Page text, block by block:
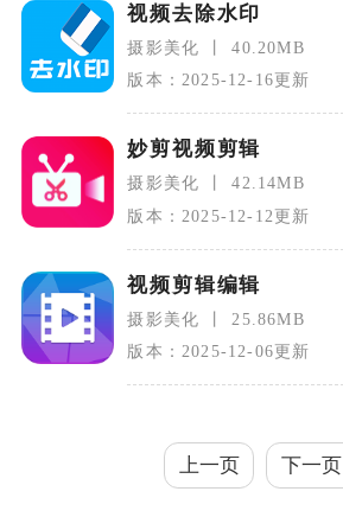
视频去除水印
摄影美化
40.20MB
版本：2025-12-16更新
妙剪视频剪辑
摄影美化
42.14MB
版本：2025-12-12更新
视频剪辑编辑
摄影美化
25.86MB
版本：2025-12-06更新
上一页 下一页